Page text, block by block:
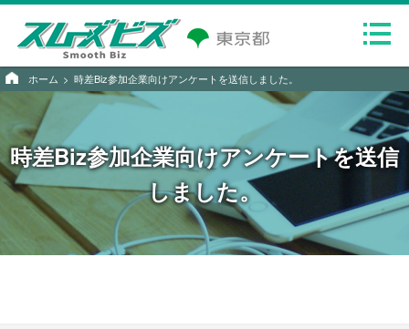
ホーム 時差Biz参加企業向けアンケートを送信しました。
時差Biz参加企業向けアンケートを送信
しました。